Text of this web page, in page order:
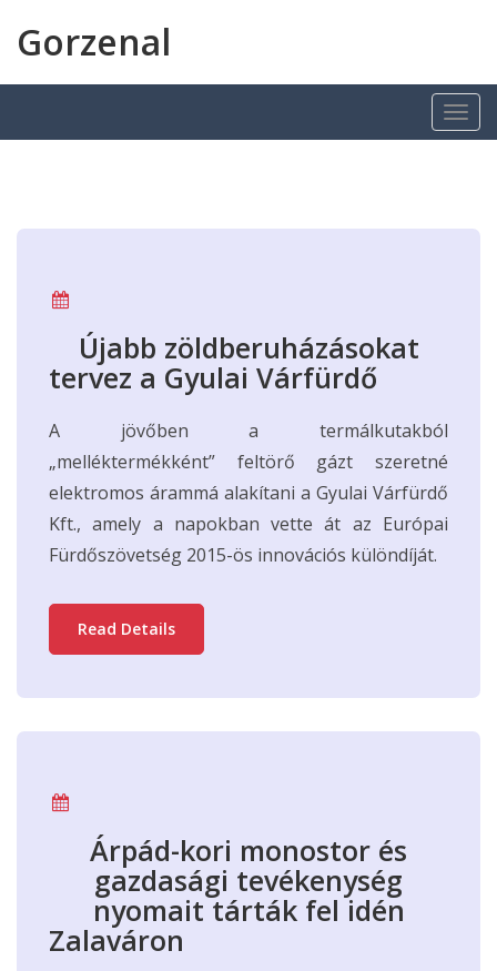
Gorzenal
Újabb zöldberuházásokat
tervez a Gyulai Várfürdő
A jövőben a termálkutakból
„melléktermékként” feltörő gázt szeretné
elektromos árammá alakítani a Gyulai Várfürdő
Kft., amely a napokban vette át az Európai
Fürdőszövetség 2015-ös innovációs különdíját.
Read Details
Árpád-kori monostor és
gazdasági tevékenység
nyomait tárták fel idén
Zalaváron